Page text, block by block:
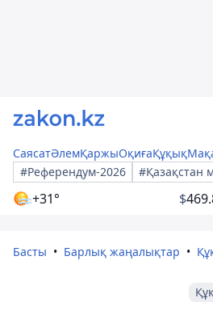
СаясатӘлемҚаржыОқиғаҚұқық
#Референдум-2026
#Қазақстан
+31° $
Басты Барлық жаңалықтар